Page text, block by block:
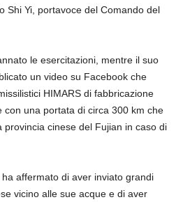
Shi Yi, portavoce del Comando del
le esercitazioni, mentre il suo
un video su Facebook che
HIMARS di fabbricazione
con una portata di circa 300 km che
provincia cinese del Fujian in caso di
affermato di aver inviato grandi
vicino alle sue acque e di aver